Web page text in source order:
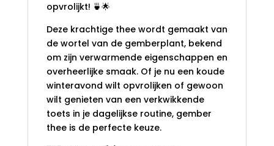
opvrolijkt! 🍵🌟
Deze krachtige thee wordt gemaakt van
de wortel van de gemberplant, bekend
om zijn verwarmende eigenschappen en
overheerlijke smaak. Of je nu een koude
winteravond wilt opvrolijken of gewoon
wilt genieten van een verkwikkende
toets in je dagelijkse routine, gember
thee is de perfecte keuze.